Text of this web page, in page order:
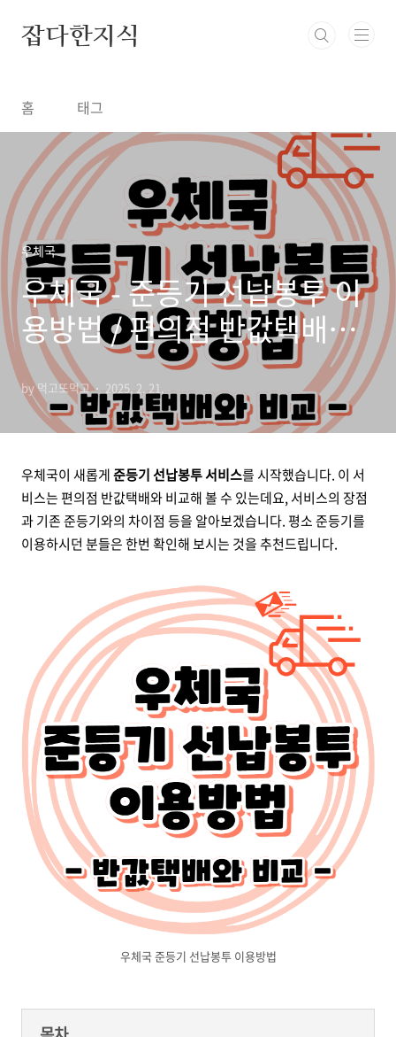
잡다한지식
홈 태그
우체국
우체국 - 준등기 선납봉투 이
용방법 / 편의점 반값택배와
비교해보자
by 먹고또먹고 2025. 2. 21.
우체국이 새롭게준등기 선납봉투 서비스를 시작했습니다. 이 서
비스는 편의점 반값택배와 비교해 볼 수 있는데요, 서비스의 장점
과 기존 준등기와의 차이점 등을 알아보겠습니다. 평소 준등기를
이용하시던 분들은 한번 확인해 보시는 것을 추천드립니다.
우체국 준등기 선납봉투 이용방법